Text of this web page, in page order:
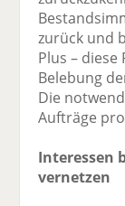
zurück und
Plus –
Belebung
Die
Aufträge
Interessen
vernetzen